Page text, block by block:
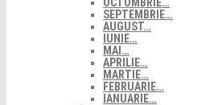
SEPTEMBRIE…
AUGUST…
IUNIE…
MAI…
APRILIE…
MARTIE…
FEBRUARIE…
IANUARIE…